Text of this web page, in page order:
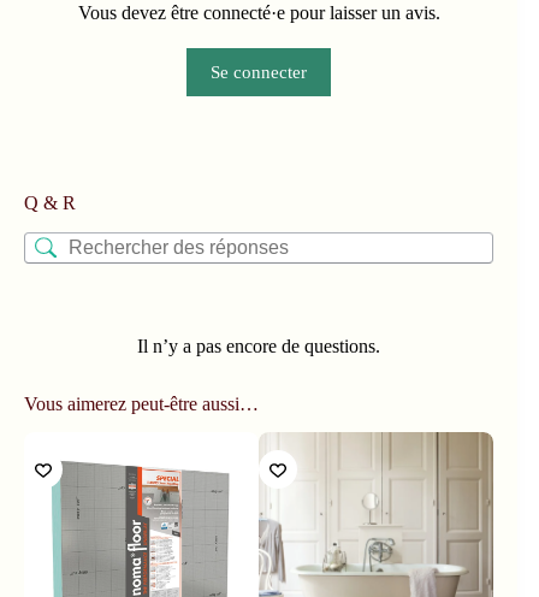
Vous devez être connecté·e pour laisser un avis.
Se connecter
Q & R
Il n’y a pas encore de questions.
Vous aimerez peut-être aussi…